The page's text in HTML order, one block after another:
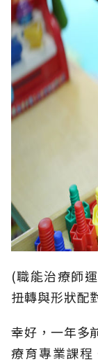
(職能治療師
扭轉與形狀配
幸好，一年多
療育專業課